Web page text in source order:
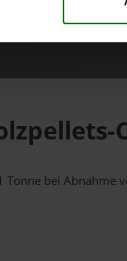
Tonne bei Abnahme